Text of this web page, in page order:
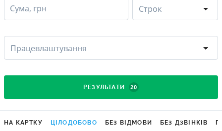
Сума, грн Строк
Працевлаштування
РЕЗУЛЬТАТИ 20
НА КАРТКУ ЦІЛОДОБОВО БЕЗ ВІДМОВИ БЕЗ ДЗВІНКІВ